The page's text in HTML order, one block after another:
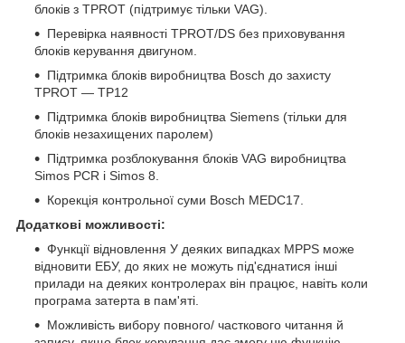
блоків з TPROT (підтримує тільки VAG).
Перевірка наявності TPROT/DS без приховування
блоків керування двигуном.
Підтримка блоків виробництва Bosch до захисту
TPROT — ТР12
Підтримка блоків виробництва Siemens (тільки для
блоків незахищених паролем)
Підтримка розблокування блоків VAG виробництва
Simos PCR і Simos 8.
Корекція контрольної суми Bosch MEDC17.
Додаткові можливості:
Функції відновлення У деяких випадках МРРS може
відновити ЕБУ, до яких не можуть під'єднатися інші
прилади на деяких контролерах він працює, навіть коли
програма затерта в пам'яті.
Можливість вибору повного/ часткового читання й